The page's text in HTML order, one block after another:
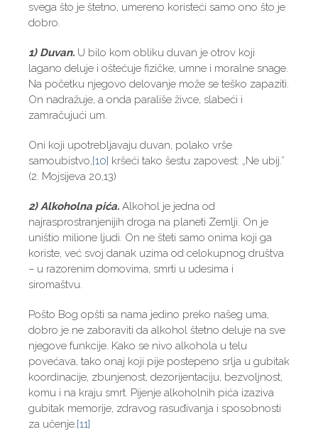
svega što je štetno, umereno koristeći samo ono što je
dobro.
1) Duvan. U bilo kom obliku duvan je otrov koji
lagano deluje i oštećuje fizičke, umne i moralne snage.
Na početku njegovo delovanje može se teško zapaziti.
On nadražuje, a onda parališe živce, slabeći i
zamračujući um.
Oni koji upotrebljavaju duvan, polako vrše
samoubistvo,[10] kršeći tako šestu zapovest: „Ne ubij.”
(2. Mojsijeva 20,13)
2) Alkoholna pića. Alkohol je jedna od
najrasprostranjenijih droga na planeti Zemlji. On je
uništio milione ljudi. On ne šteti samo onima koji ga
koriste, već svoj danak uzima od celokupnog društva
– u razorenim domovima, smrti u udesima i
siromaštvu.
Pošto Bog opšti sa nama jedino preko našeg uma,
dobro je ne zaboraviti da alkohol štetno deluje na sve
njegove funkcije. Kako se nivo alkohola u telu
povećava, tako onaj koji pije postepeno srlja u gubitak
koordinacije, zbunjenost, dezorijentaciju, bezvoljnost,
komu i na kraju smrt. Pijenje alkoholnih pića izaziva
gubitak memorije, zdravog rasuđivanja i sposobnosti
za učenje.[11]